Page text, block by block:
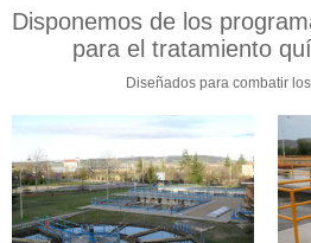
Disponemos de los
para el tratamiento
Diseñados para combatir